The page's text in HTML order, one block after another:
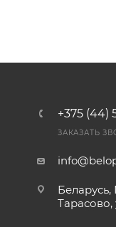
+375 (44)
ЗАКАЗАТЬ
Беларусь,
Тарасово,